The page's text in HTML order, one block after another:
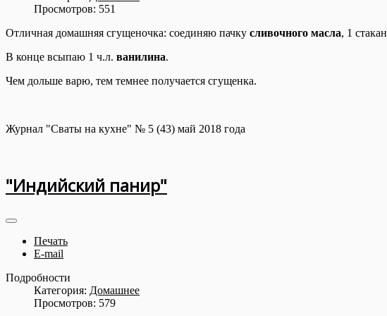
Просмотров: 551
Отличная домашняя сгущеночка: соединяю пачку сливочного масла, 1 стакан
В конце всыпаю 1 ч.л. ванилина.
Чем дольше варю, тем темнее получается сгущенка.
Журнал "Сваты на кухне" № 5 (43) май 2018 года
"Индийский панир"
Печать
E-mail
Подробности
Категория: Домашнее
Просмотров: 579